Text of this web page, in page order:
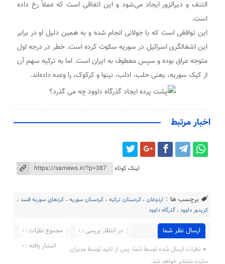
التنف و دیرالزور ایجاد می‌شود و این اتفاقی است که عملاً رخ داده
است.
این توافقی است که با جولانی انجام شده و به همین دلیل او در برابر
این اشغالگری اسرائیل در سوریه سکوت کرده است. خطر در درجه اول
متوجه عراق بوده و سپس معطوف به ایران است. اما به ترکیه سهم آن
از کیک سوریه، یعنی حلب، ادلب، نینوا و کرکوک، را وعده داده‌اند.
اخبار مرتبط
لینک کوتاه
برچسب ها : اردوغان،کردستان ترکیه،کردستان سوریه، کردهای سوریه قسد ،
کریدور داوود ،گذرگاه داوود
ارسال نظر شما مجموع نظرات : 0
در انتظار بررسی : 0
انتشار یافته : 0
نظرات ارسال شده توسط شما، پس از تایید توسط مدیران
سایت منتشر خواهد شد.